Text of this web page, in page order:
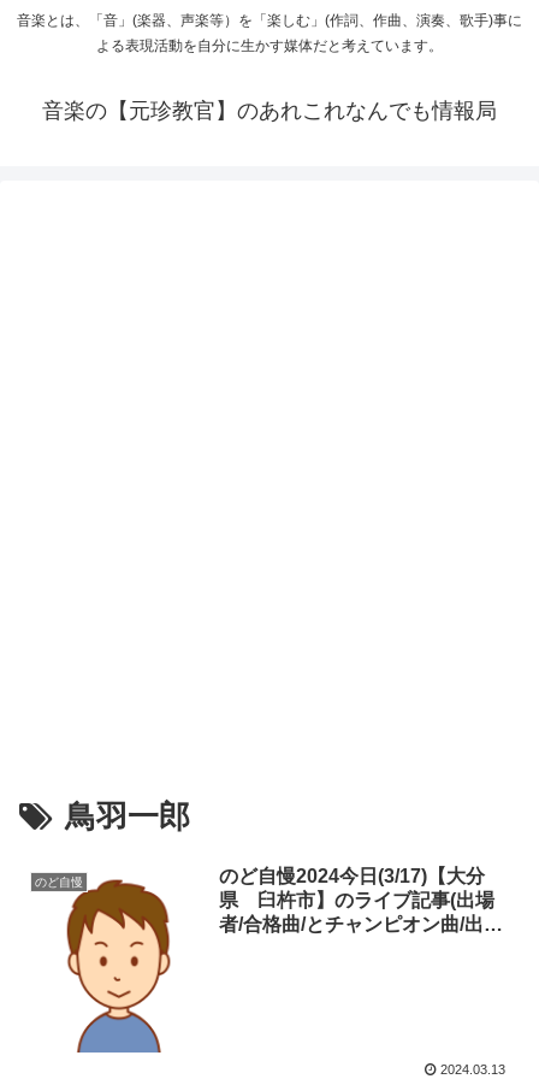
音楽とは、「音」(楽器、声楽等）を「楽しむ」(作詞、作曲、演奏、歌手)事に
よる表現活動を自分に生かす媒体だと考えています。
音楽の【元珍教官】のあれこれなんでも情報局
鳥羽一郎
のど自慢
のど自慢2024今日(3/17)【大分
県 臼杵市】のライブ記事(出場
者/合格曲/とチャンピオン曲/出演
2024.03.13